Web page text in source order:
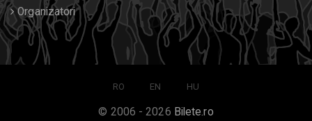
Organizatori
RO EN HU
© 2006 - 2026 Bilete.ro